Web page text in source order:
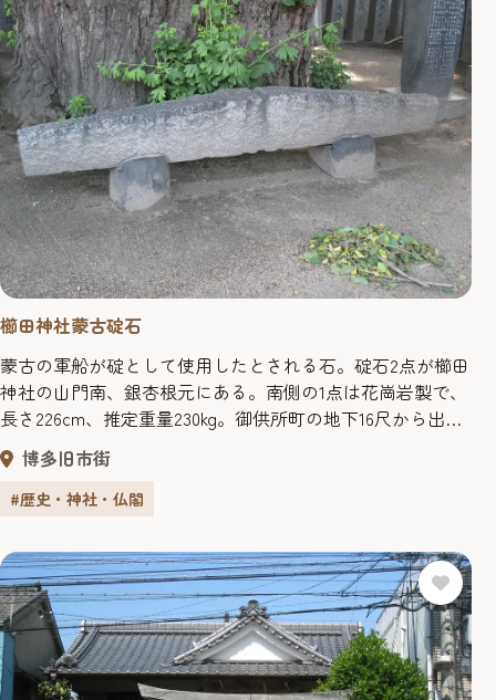
櫛田神社蒙古碇石
蒙古の軍船が碇として使用したとされる石。碇石2点が櫛田
神社の山門南、銀杏根元にある。南側の1点は花崗岩製で、
長さ226cm、推定重量230kg。御供所町の地下16尺から出土
したといわれている。東側の1点は砂岩製で、長さ
252.5cm、推定重量350kg。出土地は不明。県指定文化財。
博多旧市街
#歴史・神社・仏閣